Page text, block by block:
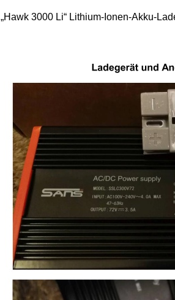
„Hawk 3000 Li“ Lithium-Ionen-Akku-